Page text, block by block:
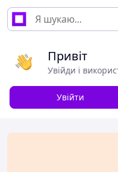
Привіт
Увійди і
Увійти